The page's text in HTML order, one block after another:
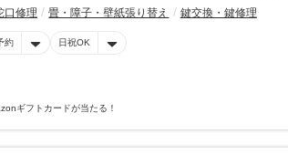
口修理
畳・障子・壁紙張り替え 鍵交換・鍵修理
約 日祝OK
ギフトカードが当たる！